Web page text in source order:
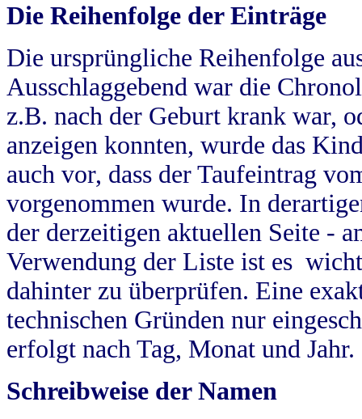
Die Reihenfolge der Einträge
Die ursprüngliche Reihenfolge
Ausschlaggebend war die
z.B. nach der Geburt krank war,
anzeigen konnten, wurde das
auch vor, dass der Taufeintrag
vorgenommen wurde. In
der derzeitigen aktuellen Seite -
Verwendung der Liste ist es
dahinter zu überprüfen. Eine
technischen Gründen nur
erfolgt nach Tag, Monat und Jahr.
Schreibweise der Namen